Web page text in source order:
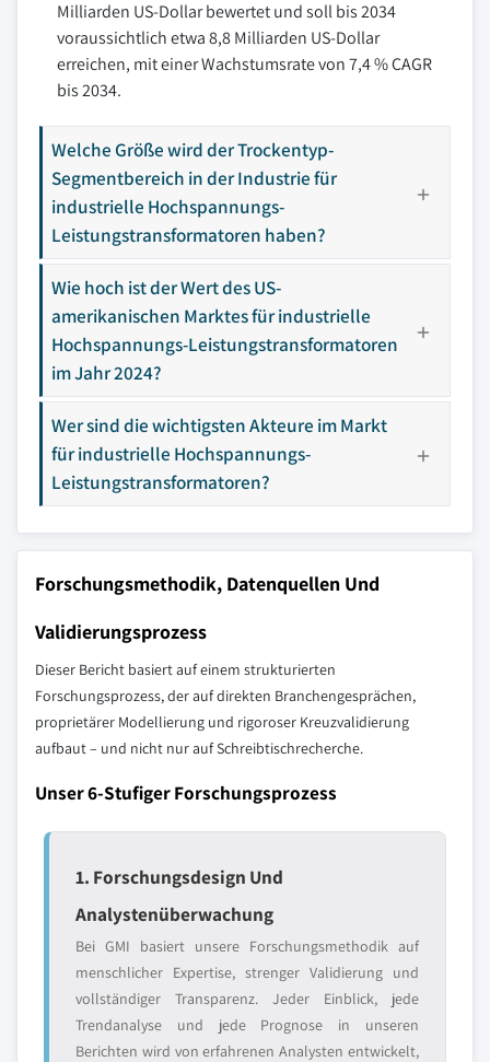
Milliarden US-Dollar bewertet und soll bis 2034
voraussichtlich etwa 8,8 Milliarden US-Dollar
erreichen, mit einer Wachstumsrate von 7,4 % CAGR
bis 2034.
Welche Größe wird der Trockentyp-
Segmentbereich in der Industrie für
industrielle Hochspannungs-
Leistungstransformatoren haben?
Wie hoch ist der Wert des US-
amerikanischen Marktes für industrielle
Hochspannungs-Leistungstransformatoren
im Jahr 2024?
Wer sind die wichtigsten Akteure im Markt
für industrielle Hochspannungs-
Leistungstransformatoren?
Forschungsmethodik, Datenquellen Und
Validierungsprozess
Dieser Bericht basiert auf einem strukturierten
Forschungsprozess, der auf direkten Branchengesprächen,
proprietärer Modellierung und rigoroser Kreuzvalidierung
aufbaut – und nicht nur auf Schreibtischrecherche.
Unser 6-Stufiger Forschungsprozess
1. Forschungsdesign Und
Analystenüberwachung
Bei GMI basiert unsere Forschungsmethodik auf
menschlicher Expertise, strenger Validierung und
vollständiger Transparenz. Jeder Einblick, jede
Trendanalyse und jede Prognose in unseren
Berichten wird von erfahrenen Analysten entwickelt,